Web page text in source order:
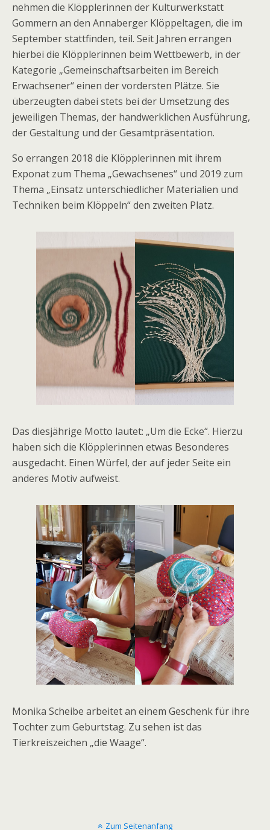
nehmen die Klöpplerinnen der Kulturwerkstatt
Gommern an den Annaberger Klöppeltagen, die im
September stattfinden, teil. Seit Jahren errangen
hierbei die Klöpplerinnen beim Wettbewerb, in der
Kategorie „Gemeinschaftsarbeiten im Bereich
Erwachsener“ einen der vordersten Plätze. Sie
überzeugten dabei stets bei der Umsetzung des
jeweiligen Themas, der handwerklichen Ausführung,
der Gestaltung und der Gesamtpräsentation.
So errangen 2018 die Klöpplerinnen mit ihrem
Exponat zum Thema „Gewachsenes“ und 2019 zum
Thema „Einsatz unterschiedlicher Materialien und
Techniken beim Klöppeln“ den zweiten Platz.
Das diesjährige Motto lautet: „Um die Ecke“. Hierzu
haben sich die Klöpplerinnen etwas Besonderes
ausgedacht. Einen Würfel, der auf jeder Seite ein
anderes Motiv aufweist.
Monika Scheibe arbeitet an einem Geschenk für ihre
Tochter zum Geburtstag. Zu sehen ist das
Tierkreiszeichen „die Waage“.
Zum Seitenanfang